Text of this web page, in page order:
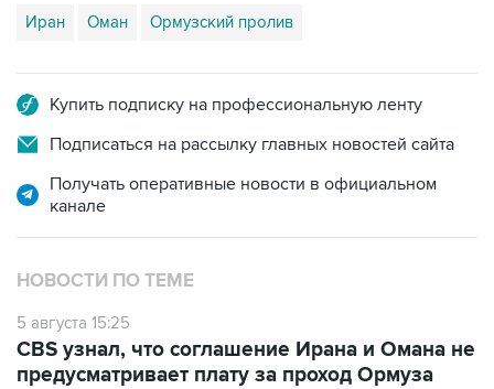
Иран Оман Ормузский пролив
Купить подписку на профессиональную ленту
Подписаться на рассылку главных новостей сайта
Получать оперативные новости в официальном
канале
НОВОСТИ ПО ТЕМЕ
5 августа 15:25
CBS узнал, что соглашение Ирана и Омана не
предусматривает плату за проход Ормуза